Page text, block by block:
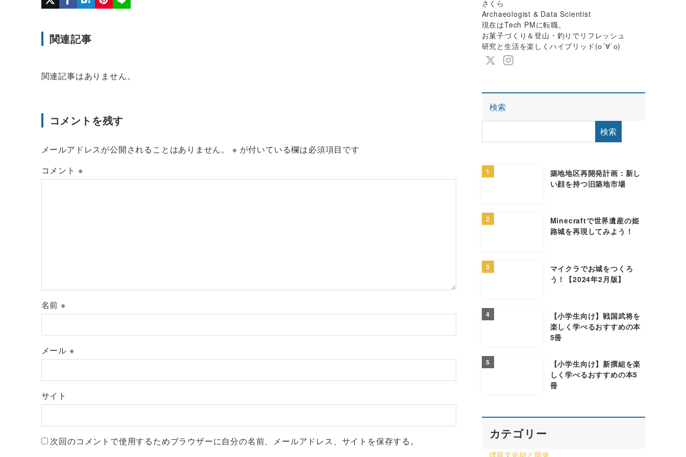
関連記事
関連記事はありません。
コメントを残す
メールアドレスが公開されることはありません。 ※ が付いている欄は必須項目です
コメント ※
名前 ※
メール ※
サイト
次回のコメントで使用するためブラウザーに自分の名前、メールアドレス、サイトを保存する。
さくら
Archaeologist & Data Scientist
現在はTech PMに転職。
お菓子づくり＆登山・釣りでリフレッシュ
研究と生活を楽しくハイブリッド(о´∀`о)
検索
検索
1
築地地区再開発計画：新し
い顔を持つ旧築地市場
2
Minecraftで世界遺産の姫
路城を再現してみよう！
3
マイクラでお城をつくろ
う！【2024年2月版】
4
【小学生向け】戦国武将を
楽しく学べるおすすめの本
5冊
5
【小学生向け】新撰組を楽
しく学べるおすすめの本5
冊
カテゴリー
埋蔵文化財と開発